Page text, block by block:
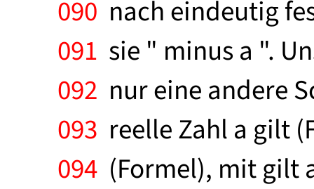
090 nach eindeutig
091 sie " minus a ".
092 nur eine andere
093 reelle Zahl a gilt
094 (Formel), mit gilt